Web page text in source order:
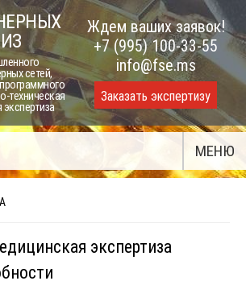
сетей,
техническая
Ждем ваших заявок!
+7 (995) 100-33-55
info@fse.ms
Заказать экспертизу
МЕНЮ
экспертиза